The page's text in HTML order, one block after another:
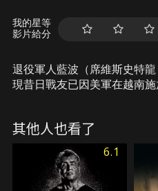
我的星等
影片給分
退役軍人藍波（席維斯史特
現昔日戰友已因美軍在越南
帶回警局恣意羞辱。忍無可忍
並躲到荒郊野外，運用他在
捕他的警方展開對抗……。
其他人也看了
6.1